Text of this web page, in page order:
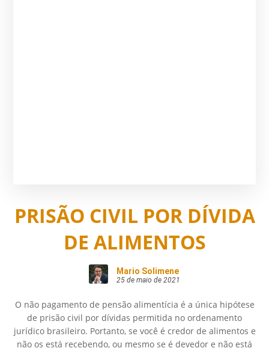
PRISÃO CIVIL POR DÍVIDA
DE ALIMENTOS
Mario Solimene
25 de maio de 2021
O não pagamento de pensão alimentícia é a única hipótese
de prisão civil por dívidas permitida no ordenamento
jurídico brasileiro. Portanto, se você é credor de alimentos e
não os está recebendo, ou mesmo se é devedor e não está